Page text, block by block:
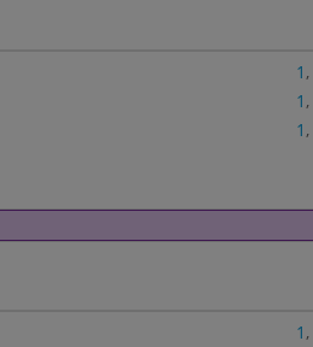
1 ,
1 ,
1 ,
1 ,